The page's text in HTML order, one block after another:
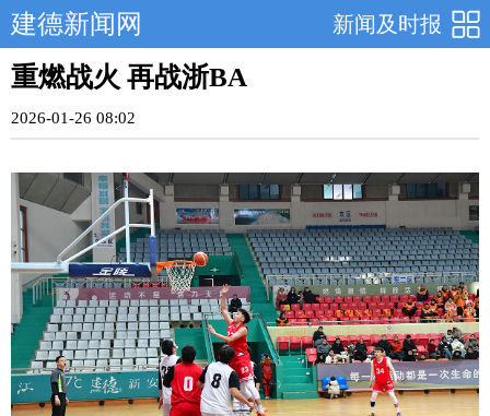
新闻及时报
建德新闻网
重燃战火 再战浙BA
2026-01-26 08:02